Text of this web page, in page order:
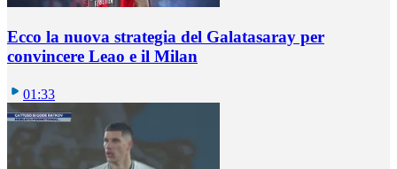
Ecco la nuova strategia del Galatasaray per
convincere Leao e il Milan
01:33